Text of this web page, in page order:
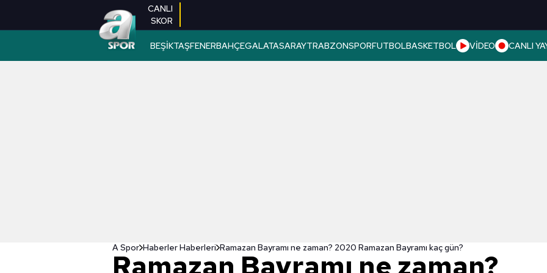
CANLI
SKOR
BEŞİKTAŞFENERBAHÇEGALATASARAYTRABZONSPORFUTBOLBASKETBOL VİDEO CANLI
A Spor Haberler Haberleri Ramazan Bayramı ne zaman? 2020 Ramazan Bayramı kaç gün?
Ramazan Bayramı ne zaman?